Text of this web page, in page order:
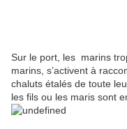
Sur le port, les marins
marins, s’activent à
chaluts étalés de toute
les fils ou les maris sont